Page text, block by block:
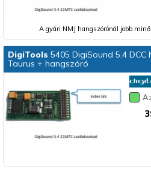
A gyári NMJ hangszórónál jobb
DigiTools 5405 DigiSound 5.4
Taurus + hangszóró